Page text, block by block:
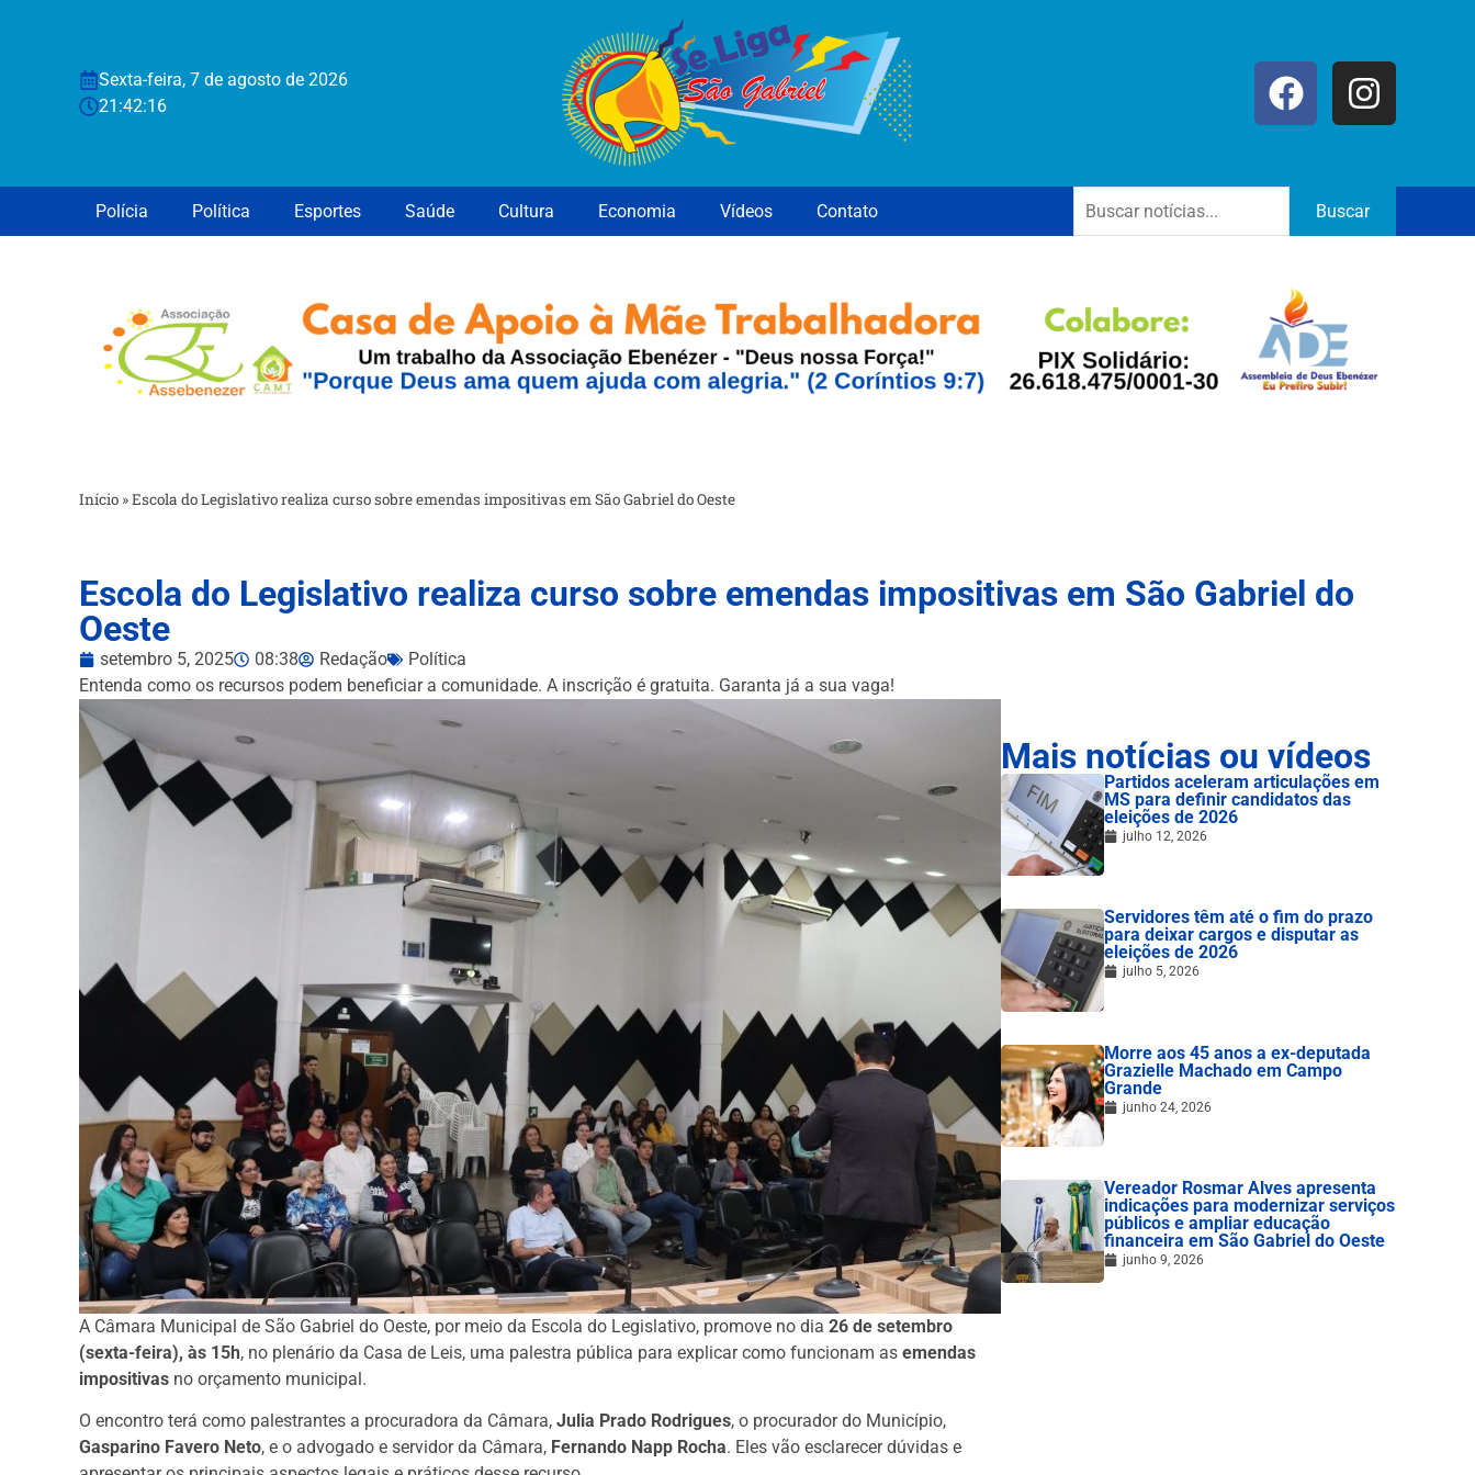
Sexta-feira, 7 de agosto de 2026
21:42:16
Polícia Política Esportes Saúde Cultura Economia Vídeos Contato Buscar
Início »Escola do Legislativo realiza curso sobre emendas impositivas em São Gabriel do Oeste
Escola do Legislativo realiza curso sobre emendas impositivas em São Gabriel do
Oeste
setembro 5, 2025 08:38 Redação
Política
Entenda como os recursos podem beneficiar a comunidade. A inscrição é gratuita. Garanta já a sua vaga!
A Câmara Municipal de São Gabriel do Oeste, por meio da Escola do Legislativo, promove no dia 26 de setembro
(sexta-feira), às 15h, no plenário da Casa de Leis, uma palestra pública para explicar como funcionam as emendas
impositivas no orçamento municipal.
O encontro terá como palestrantes a procuradora da Câmara, Julia Prado Rodrigues, o procurador do Município,
Gasparino Favero Neto, e o advogado e servidor da Câmara, Fernando Napp Rocha. Eles vão esclarecer dúvidas e
Mais notícias ou vídeos
Partidos aceleram articulações em
MS para definir candidatos das
eleições de 2026
julho 12, 2026
Servidores têm até o fim do prazo
para deixar cargos e disputar as
eleições de 2026
julho 5, 2026
Morre aos 45 anos a ex-deputada
Grazielle Machado em Campo
Grande
junho 24, 2026
Vereador Rosmar Alves apresenta
indicações para modernizar serviços
públicos e ampliar educação
financeira em São Gabriel do Oeste
junho 9, 2026